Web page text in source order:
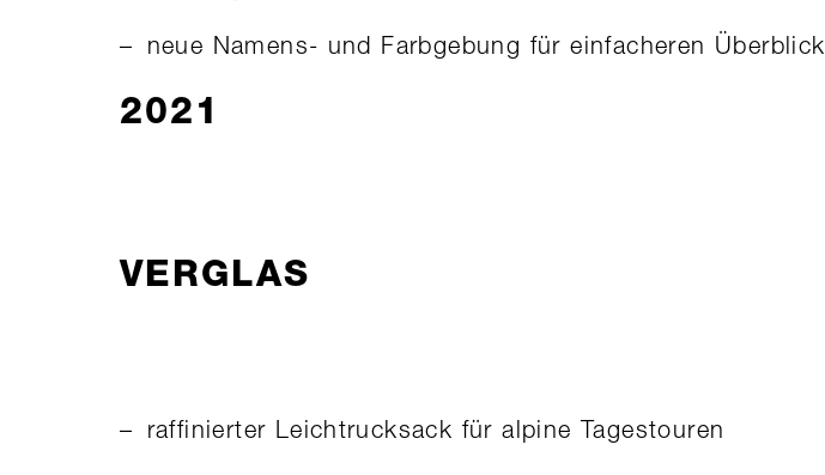
neue Namens- und Farbgebung für einfacheren Überblick
2021
VERGLAS
raffinierter Leichtrucksack für alpine Tagestouren